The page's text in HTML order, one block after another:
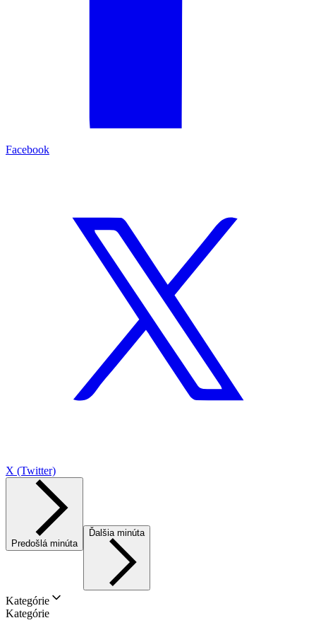
Facebook
X (Twitter)
Predošlá minúta
Ďalšia minúta
Kategórie
Kategórie